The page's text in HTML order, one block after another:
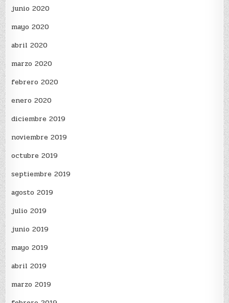
junio 2020
mayo 2020
abril 2020
marzo 2020
febrero 2020
enero 2020
diciembre 2019
noviembre 2019
octubre 2019
septiembre 2019
agosto 2019
julio 2019
junio 2019
mayo 2019
abril 2019
marzo 2019